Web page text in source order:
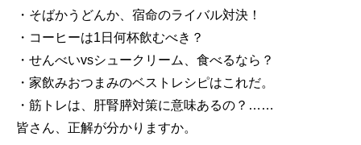
・そばかうどんか、宿命のライバル対決！
・コーヒーは1日何杯飲むべき？
・せんべいvsシュークリーム、食べるなら？
・家飲みおつまみのベストレシピはこれだ。
・筋トレは、肝腎膵対策に意味あるの？……
皆さん、正解が分かりますか。